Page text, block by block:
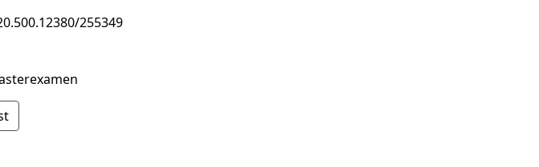
255349